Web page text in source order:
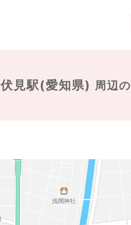
伏見駅(愛知県) 周辺の